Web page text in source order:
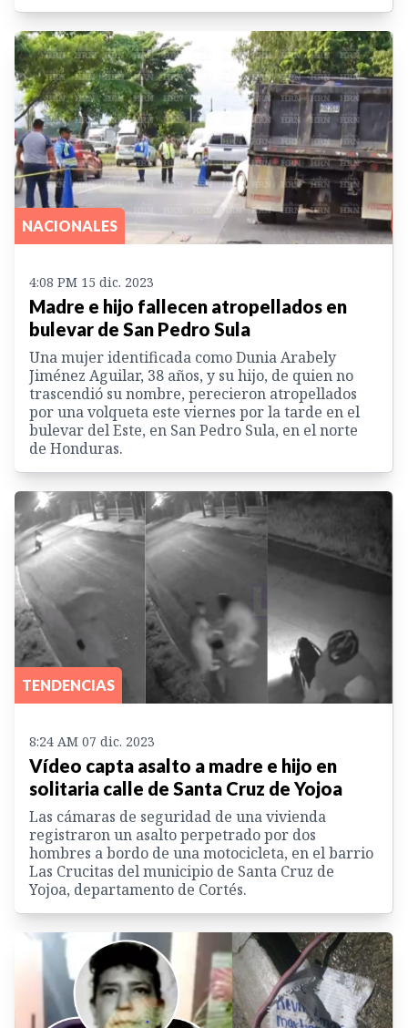
NACIONALES
4:08 PM 15 dic. 2023
Madre e hijo fallecen atropellados en
bulevar de San Pedro Sula
Una mujer identificada como Dunia Arabely
Jiménez Aguilar, 38 años, y su hijo, de quien no
trascendió su nombre, perecieron atropellados
por una volqueta este viernes por la tarde en el
bulevar del Este, en San Pedro Sula, en el norte
de Honduras.
TENDENCIAS
8:24 AM 07 dic. 2023
Vídeo capta asalto a madre e hijo en
solitaria calle de Santa Cruz de Yojoa
Las cámaras de seguridad de una vivienda
registraron un asalto perpetrado por dos
hombres a bordo de una motocicleta, en el barrio
Las Crucitas del municipio de Santa Cruz de
Yojoa, departamento de Cortés.